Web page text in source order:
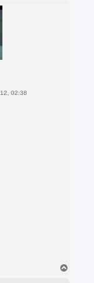
02:38